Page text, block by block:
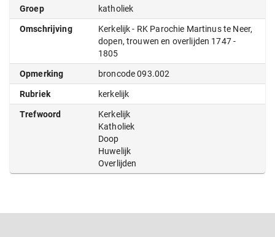
Groep katholiek
Omschrijving
Kerkelijk - RK Parochie Martinus te Neer,
dopen, trouwen en overlijden 1747 -
1805
Opmerking broncode 093.002
Rubriek kerkelijk
Trefwoord
Kerkelijk
Katholiek
Doop
Huwelijk
Overlijden